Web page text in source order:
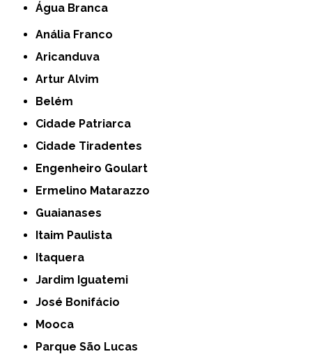
Água Branca
Anália Franco
Aricanduva
Artur Alvim
Belém
Cidade Patriarca
Cidade Tiradentes
Engenheiro Goulart
Ermelino Matarazzo
Guaianases
Itaim Paulista
Itaquera
Jardim Iguatemi
José Bonifácio
Mooca
Parque São Lucas